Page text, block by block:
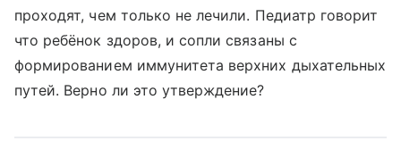
проходят, чем только не лечили. Педиатр говорит
что ребёнок здоров, и сопли связаны с
формированием иммунитета верхних дыхательных
путей. Верно ли это утверждение?